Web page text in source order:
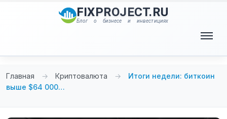
FIXPROJECT.RU
Блог о бизнесе и инвестициях
Главная → Криптовалюта →
Итоги недели: биткоин
выше $64 000…